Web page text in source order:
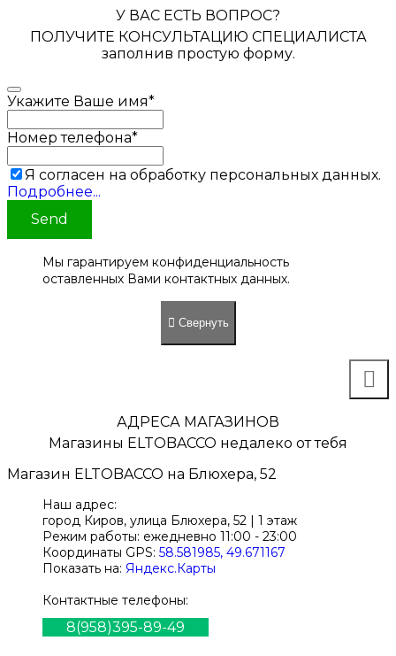
У ВАС ЕСТЬ ВОПРОС?
ПОЛУЧИТЕ КОНСУЛЬТАЦИЮ СПЕЦИАЛИСТА
заполнив простую форму.
Укажите Ваше имя*
Номер телефона*
Я согласен на обработку персональных данных.
Подробнее...
Send
Мы гарантируем конфиденциальность
оставленных Вами контактных данных.
Свернуть
АДРЕСА МАГАЗИНОВ
Магазины ELTOBACCO недалеко от тебя
Магазин ELTOBACCO на Блюхера, 52
Наш адрес:
город Киров, улица Блюхера, 52 | 1 этаж
Режим работы: ежедневно 11:00 - 23:00
Координаты GPS: 58.581985, 49.671167
Показать на: Яндекс.Карты
Контактные телефоны:
8(958)395-89-49